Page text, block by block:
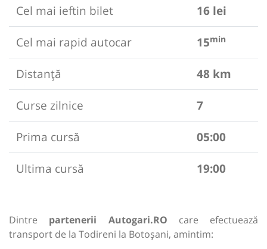
Cel mai ieftin bilet
16 lei
Cel mai rapid autocar
15min
Distanță
48 km
Curse zilnice
7
Prima cursă
05:00
Ultima cursă
19:00
Dintre partenerii Autogari.RO care efectuează
transport de la Todireni la Botoșani, amintim: